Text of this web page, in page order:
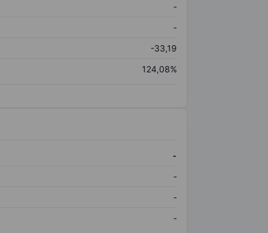
-
-
-33,19
124,08%
-
-
-
-